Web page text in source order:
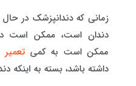
زمانی که دندانپزشک در
دندان است، ممکن است
ممکن است به کمی
داشته باشد، بسته به